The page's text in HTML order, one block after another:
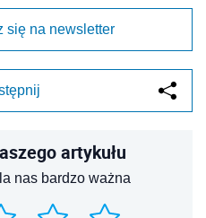
się na newsletter
artykułu
nas bardzo ważna